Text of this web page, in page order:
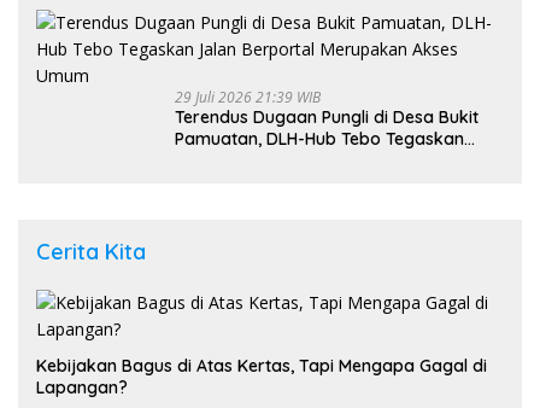
29 Juli 2026 21:39 WIB
Terendus Dugaan Pungli di Desa Bukit
Pamuatan, DLH-Hub Tebo Tegaskan
Cerita Kita
Kebijakan Bagus di Atas Kertas, Tapi Mengapa Gagal di
Lapangan?